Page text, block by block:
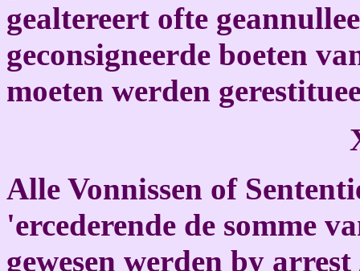
gealtereert ofte
geconsigneerde boeten
moeten werden
Alle Vonnissen of
'ercederende de somme
gewesen werden by